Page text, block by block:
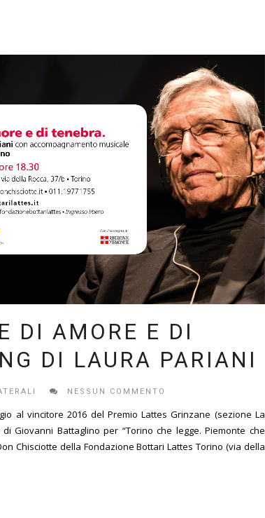
DI AMORE E DI
DI LAURA PARIANI
NESSUN COMMENTO
al vincitore 2016 del Premio Lattes Grinzane (sezione La
Giovanni Battaglino per “Torino che legge. Piemonte che
Chisciotte della Fondazione Bottari Lattes Torino (via della